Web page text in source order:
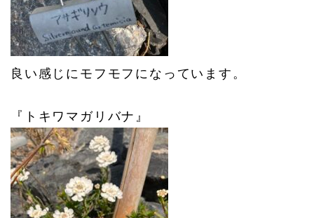
良い感じにモフモフになっています。
『トキワマガリバナ』